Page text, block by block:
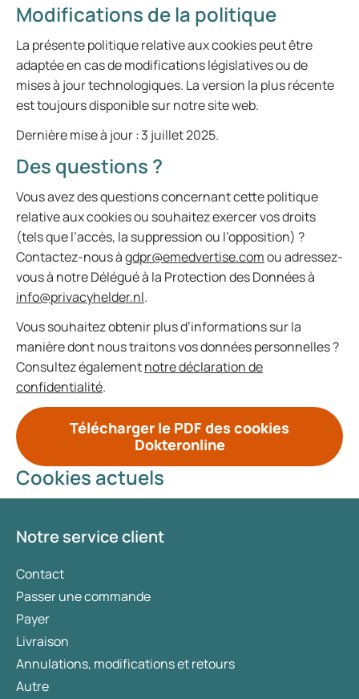
Modifications de la politique
La présente politique relative aux cookies peut être
adaptée en cas de modifications législatives ou de
mises à jour technologiques. La version la plus récente
est toujours disponible sur notre site web.
Dernière mise à jour : 3 juillet 2025.
Des questions ?
Vous avez des questions concernant cette politique
relative aux cookies ou souhaitez exercer vos droits
(tels que l’accès, la suppression ou l’opposition) ?
Contactez-nous àgdpr@emedvertise.comou adressez-
vous à notre Délégué à la Protection des Données à
info@privacyhelder.nl.
Vous souhaitez obtenir plus d’informations sur la
manière dont nous traitons vos données personnelles ?
Consultez égalementnotre déclaration de
confidentialité.
Télécharger le PDF des cookies
Dokteronline
Cookies actuels
Notre service client
Contact
Passer une commande
Payer
Livraison
Annulations, modifications et retours
Autre